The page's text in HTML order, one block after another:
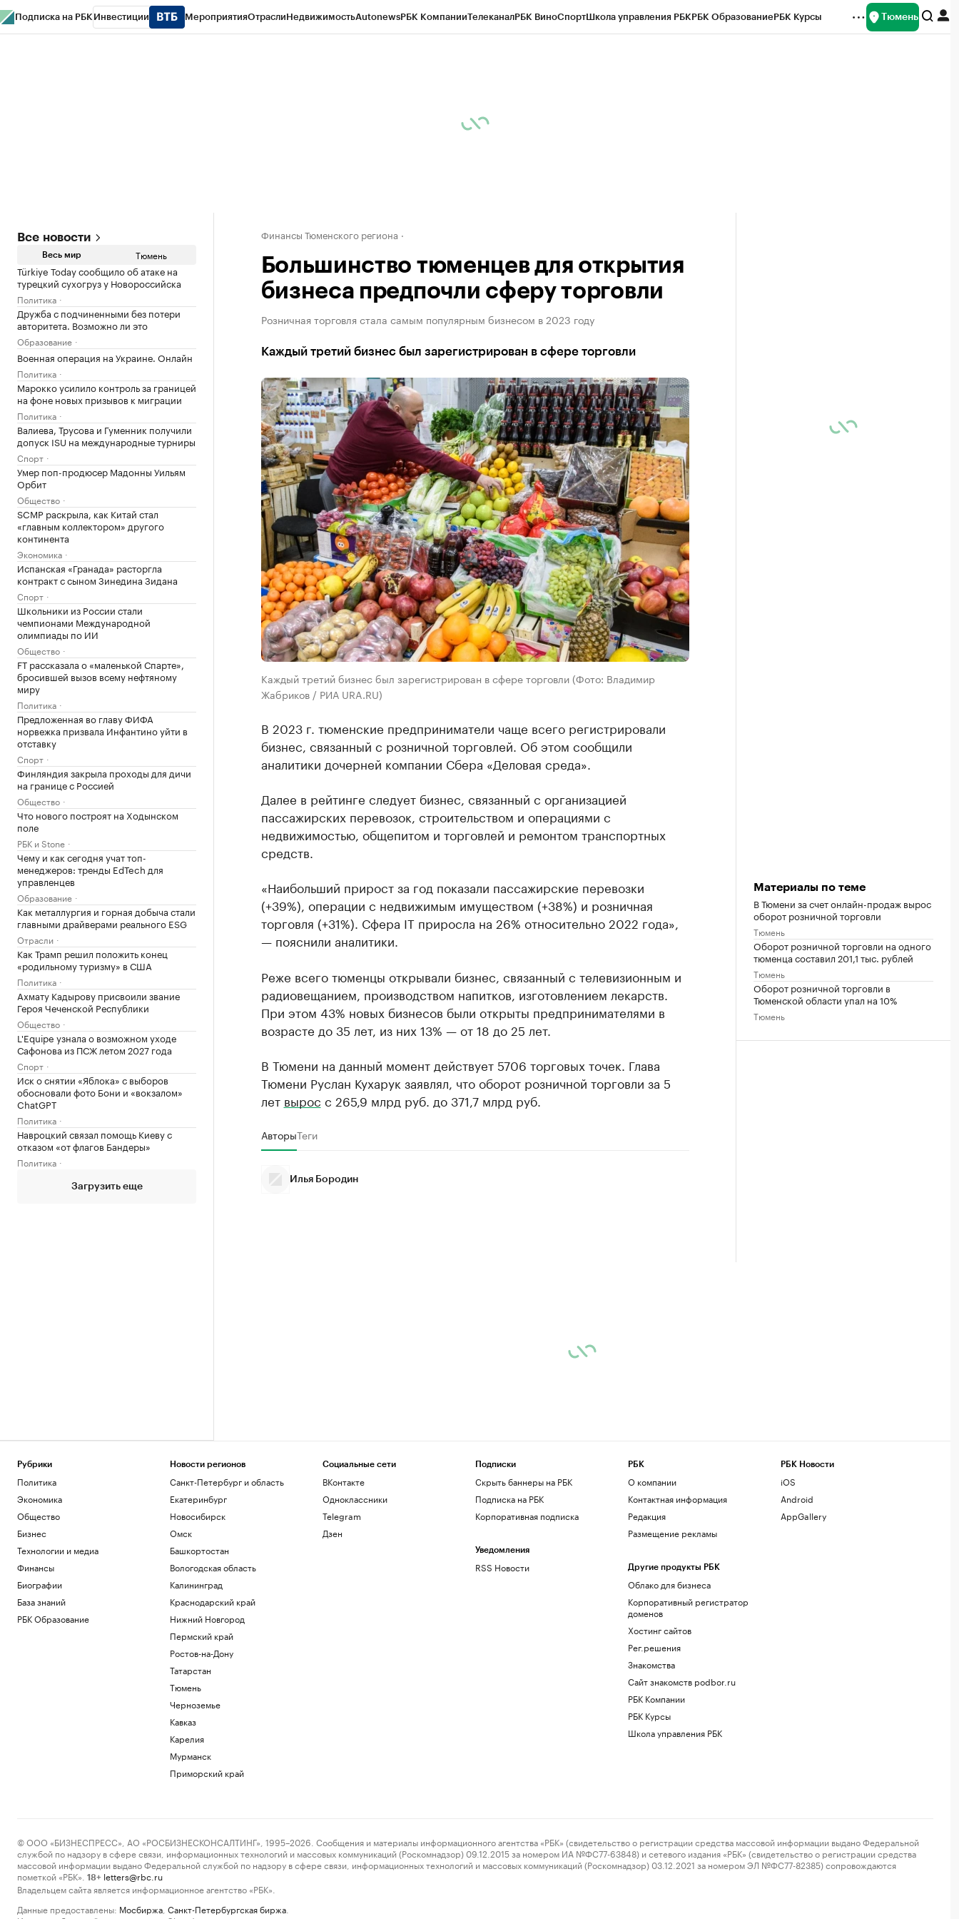
Подписка на РБК Инвестиции МероприятияОтраслиНедвижимостьAutonewsРБК КомпанииТелеканалРБК ВиноСпортШкола управления РБКРБК ОбразованиеРБК Курсы Тюмень
Все новости
Весь мир Тюмень
Türkiye Today сообщило об атаке на
турецкий сухогруз у Новороссийска
Политика
Дружба с подчиненными без потери
авторитета. Возможно ли это
Образование
Военная операция на Украине. Онлайн
Политика
Марокко усилило контроль за границей
на фоне новых призывов к миграции
Политика
Валиева, Трусова и Гуменник получили
допуск ISU на международные турниры
Спорт
Умер поп-продюсер Мадонны Уильям
Орбит
Общество
SCMP раскрыла, как Китай стал
«главным коллектором» другого
континента
Экономика
Испанская «Гранада» расторгла
контракт с сыном Зинедина Зидана
Спорт
Школьники из России стали
чемпионами Международной
олимпиады по ИИ
Общество
FT рассказала о «маленькой Спарте»,
бросившей вызов всему нефтяному
миру
Политика
Предложенная во главу ФИФА
норвежка призвала Инфантино уйти в
отставку
Спорт
Финляндия закрыла проходы для дичи
на границе с Россией
Общество
Что нового построят на Ходынском
поле
РБК и Stone
Чему и как сегодня учат топ-
менеджеров: тренды EdTech для
управленцев
Образование
Как металлургия и горная добыча стали
главными драйверами реального ESG
Отрасли
Как Трамп решил положить конец
«родильному туризму» в США
Политика
Ахмату Кадырову присвоили звание
Героя Чеченской Республики
Общество
L'Equipe узнала о возможном уходе
Сафонова из ПСЖ летом 2027 года
Спорт
Иск о снятии «Яблока» с выборов
обосновали фото Бони и «вокзалом»
ChatGPT
Политика
Навроцкий связал помощь Киеву с
отказом «от флагов Бандеры»
Политика
Загрузить еще
Финансы Тюменского региона
Большинство тюменцев для открытия
бизнеса предпочли сферу торговли
Розничная торговля стала самым популярным бизнесом в 2023 году
Каждый третий бизнес был зарегистрирован в сфере торговли
Каждый третий бизнес был зарегистрирован в сфере торговли (Фото: Владимир
Жабриков / РИА URA.RU)
В 2023 г. тюменские предприниматели чаще всего регистрировали
бизнес, связанный с розничной торговлей. Об этом сообщили
аналитики дочерней компании Сбера «Деловая среда».
Далее в рейтинге следует бизнес, связанный с организацией
пассажирских перевозок, строительством и операциями с
недвижимостью, общепитом и торговлей и ремонтом транспортных
средств.
«Наибольший прирост за год показали пассажирские перевозки
(+39%), операции с недвижимым имуществом (+38%) и розничная
торговля (+31%). Сфера IT приросла на 26% относительно 2022 года»,
— пояснили аналитики.
Реже всего тюменцы открывали бизнес, связанный с телевизионным и
радиовещанием, производством напитков, изготовлением лекарств.
При этом 43% новых бизнесов были открыты предпринимателями в
возрасте до 35 лет, из них 13% — от 18 до 25 лет.
В Тюмени на данный момент действует 5706 торговых точек. Глава
Тюмени Руслан Кухарук заявлял, что оборот розничной торговли за 5
лет вырос с 265,9 млрд руб. до 371,7 млрд руб.
АвторыТеги
Илья Бородин
Материалы по теме
В Тюмени за счет онлайн-продаж вырос
оборот розничной торговли
Тюмень
Оборот розничной торговли на одного
тюменца составил 201,1 тыс. рублей
Тюмень
Оборот розничной торговли в
Тюменской области упал на 10%
Тюмень
Рубрики
Политика
Экономика
Общество
Бизнес
Технологии и медиа
Финансы
Биографии
База знаний
РБК Образование
Новости регионов
Санкт-Петербург и область
Екатеринбург
Новосибирск
Омск
Башкортостан
Вологодская область
Калининград
Краснодарский край
Нижний Новгород
Пермский край
Ростов-на-Дону
Татарстан
Тюмень
Черноземье
Кавказ
Карелия
Мурманск
Приморский край
Социальные сети
ВКонтакте
Одноклассники
Telegram
Дзен
Подписки
Скрыть баннеры на РБК
Подписка на РБК
Корпоративная подписка
Уведомления
RSS Новости
РБК
О компании
Контактная информация
Редакция
Размещение рекламы
Другие продукты РБК
Облако для бизнеса
Корпоративный регистратор
доменов
Хостинг сайтов
Рег.решения
Знакомства
Сайт знакомств podbor.ru
РБК Компании
РБК Курсы
Школа управления РБК
РБК Новости
iOS
Android
AppGallery
© ООО «БИЗНЕСПРЕСС», АО «РОСБИЗНЕСКОНСАЛТИНГ», 1995–2026. Сообщения и материалы информационного агентства «РБК» (свидетельство о регистрации средства массовой информации выдано Федеральной
службой по надзору в сфере связи, информационных технологий и массовых коммуникаций (Роскомнадзор) 09.12.2015 за номером ИА №ФС77-63848) и сетевого издания «РБК» (свидетельство о регистрации средства
массовой информации выдано Федеральной службой по надзору в сфере связи, информационных технологий и массовых коммуникаций (Роскомнадзор) 03.12.2021 за номером ЭЛ №ФС77-82385) сопровождаются
пометкой «РБК».
18+ letters@rbc.ru
Владельцем сайта является информационное агентство «РБК».
Данные предоставлены: Мосбиржа Санкт-Петербургская биржа